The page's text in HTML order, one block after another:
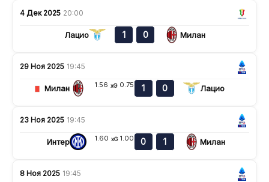
4 Дек 2025 20:00
Лацио 1 0 Милан
29 Ноя 2025 19:45
Милан 1.56 xG 0.75 1 0 Лацио
23 Ноя 2025 19:45
Интер 1.60 xG 1.00 0 1 Милан
8 Ноя 2025 19:45